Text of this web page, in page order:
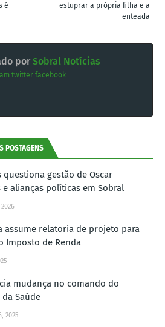
estuprar a própria filha e a
enteada
é
por Sobral Notícias
twitter facebook
POSTAGENS
questiona gestão de Oscar
e alianças políticas em Sobral
2026
assume relatoria de projeto para
Imposto de Renda
mudança no comando do
Saúde
2025